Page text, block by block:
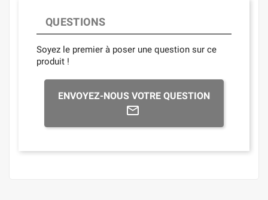
QUESTIONS
Soyez le premier à poser une question sur ce
produit !
ENVOYEZ-NOUS VOTRE QUESTION